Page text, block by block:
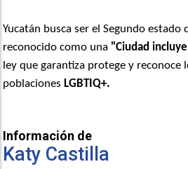
Yucatán busca ser el Segundo estado
reconocido como una "Ciudad
ley que garantiza protege y reconoce
poblaciones LGBTIQ+.
Información de
Katy Castilla